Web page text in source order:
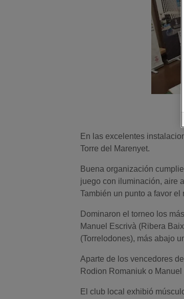
En las excelentes
Torre del Marenyet.
Buena organización
juego con iluminación, aire
También un punto a favor
Dominaron el torneo los
Manuel Escrivà (Ribera
(Torrelodones), más abajo
Aparte de los vencedores
Rodion Romaniuk o Manuel
El club local exhibió